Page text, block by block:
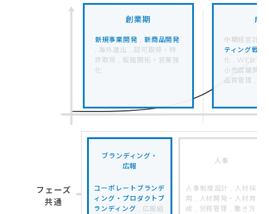
創業期
新規事業開発
新商品開発
, 海外進出 , 認可取得・特
許取得 , 販路開拓・営業強
化
成
中期経営計
ティング戦略
化 , WEBマ
小売店舗開
品質管理 , 物
フェーズ
共通
ブランディング・
広報
コーポレートブランデ
ィング・プロダクトブ
ランディング , 広報組
人事
人事制度設計 , 人材採
用 , 人材開発・人材育
成 , 労務管理 , 働き方